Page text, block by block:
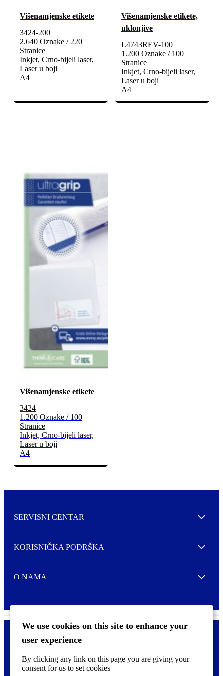
We use cookies on this site to enhance your
user experience
By clicking any link on this page you are giving your
consent for us to set cookies.
Višenamjenske etikete
3424-200
2.640 Oznake / 220
Stranice
Inkjet, Crno-bijeli laser,
Laser u boji
A4
Višenamjenske etikete,
uklonjive
L4743REV-100
1.200 Oznake / 100
Stranice
Inkjet, Crno-bijeli laser,
Laser u boji
A4
Višenamjenske etikete
3424
1.200 Oznake / 100
Stranice
Inkjet, Crno-bijeli laser,
Laser u boji
A4
SERVISNI CENTAR Expand
KORISNIČKA PODRŠKA Expand
O NAMA Expand
o
Pravne i tzv. Cookie obavijesti